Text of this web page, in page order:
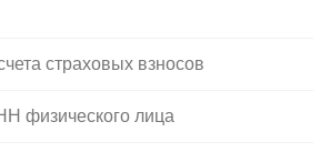
страховых взносов
физического лица